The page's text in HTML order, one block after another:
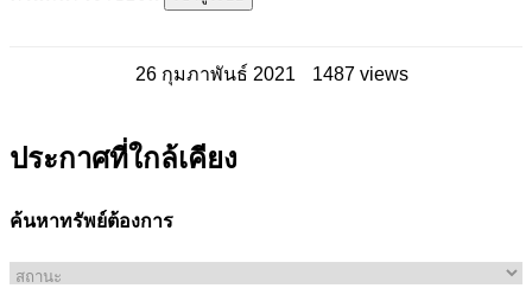
26 กุมภาพันธ์ 2021 1487 views
ประกาศที่ใกล้เคียง
ค้นหาทรัพย์ต้องการ